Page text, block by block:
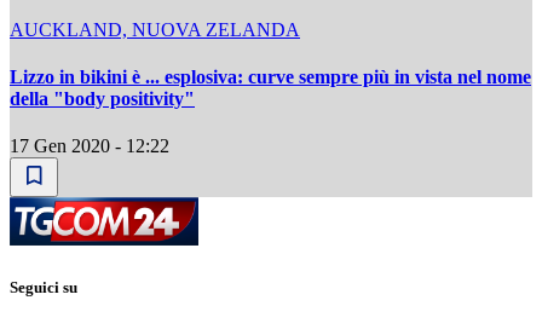
AUCKLAND, NUOVA ZELANDA
Lizzo in bikini è ... esplosiva: curve sempre più in vista nel nome
della "body positivity"
17 Gen 2020 - 12:22
Seguici su